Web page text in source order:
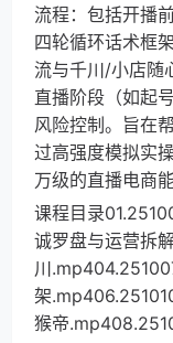
流程：包括开播
四轮循环话术框
流与千川/小店随
直播阶段（如起
风险控制。旨在
过高强度模拟实
万级的直播电商能
课程目录
诚罗盘与运营拆
川
架
猴帝